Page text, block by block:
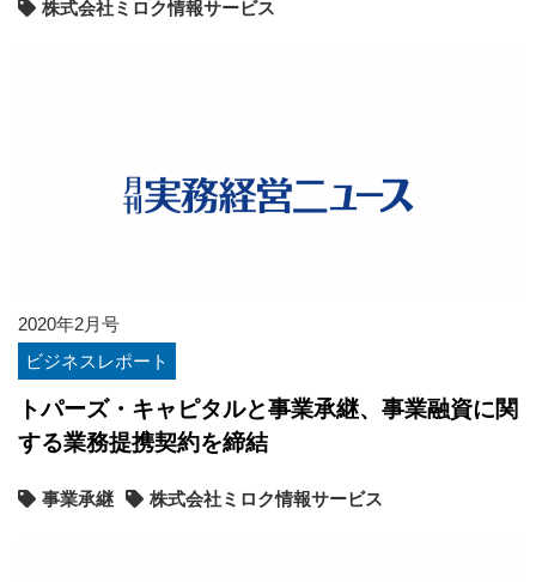
株式会社ミロク情報サービス
2020年2月号
ビジネスレポート
トパーズ・キャピタルと事業承継、事業融資に関
する業務提携契約を締結
事業承継 株式会社ミロク情報サービス